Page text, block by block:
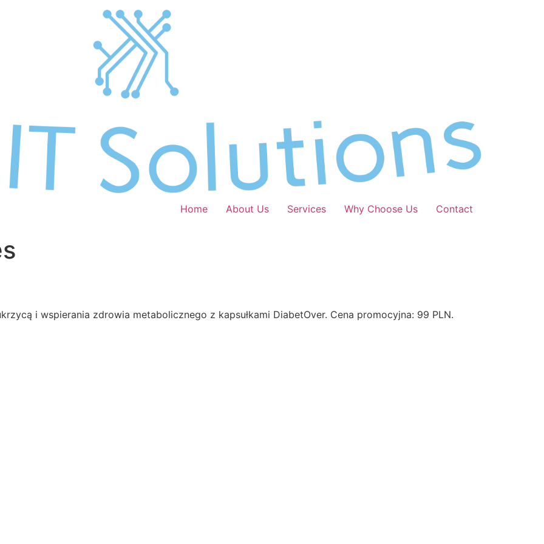
Home About Us Services Why Choose Us Contact
i wspierania zdrowia metabolicznego z kapsułkami DiabetOver. Cena promocyjna: 99 PLN.